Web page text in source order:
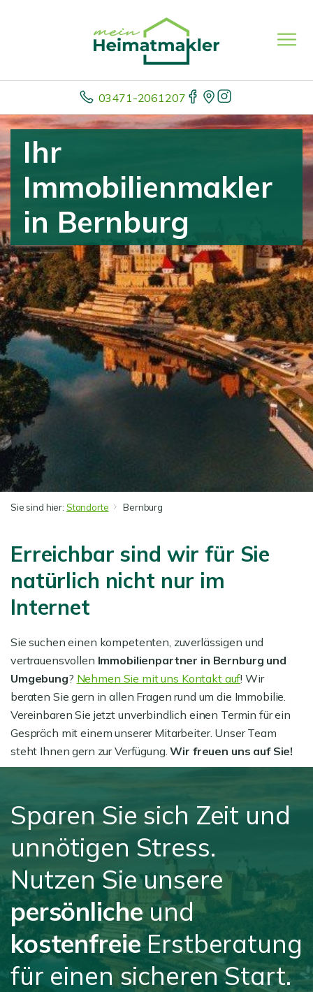
03471-2061207
Ihr
Immobilienmakler
in Bernburg
Sie sind hier: Standorte Bernburg
Erreichbar sind wir für Sie
natürlich nicht nur im
Internet
Sie suchen einen kompetenten, zuverlässigen und
vertrauensvollen Immobilienpartner in Bernburg und
Umgebung? Nehmen Sie mit uns Kontakt auf! Wir
beraten Sie gern in allen Fragen rund um die Immobilie.
Vereinbaren Sie jetzt unverbindlich einen Termin für ein
Gespräch mit einem unserer Mitarbeiter. Unser Team
steht Ihnen gern zur Verfügung.Wir freuen uns auf Sie!
Sparen Sie sich Zeit und
unnötigen Stress.
Nutzen Sie unsere
persönliche und
kostenfreieErstberatung
für einen sicheren Start.